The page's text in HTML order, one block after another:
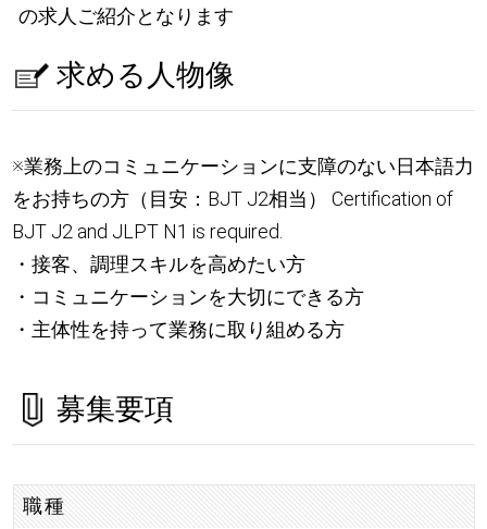
の求人ご紹介となります
求める人物像
※業務上のコミュニケーションに支障のない日本語力
をお持ちの方（目安：BJT J2相当） Certification of
BJT J2 and JLPT N1 is required.
・接客、調理スキルを高めたい方
・コミュニケーションを大切にできる方
・主体性を持って業務に取り組める方
募集要項
職種